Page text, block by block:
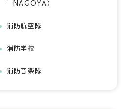
ーNAGOYA）
消防航空隊
消防学校
消防音楽隊